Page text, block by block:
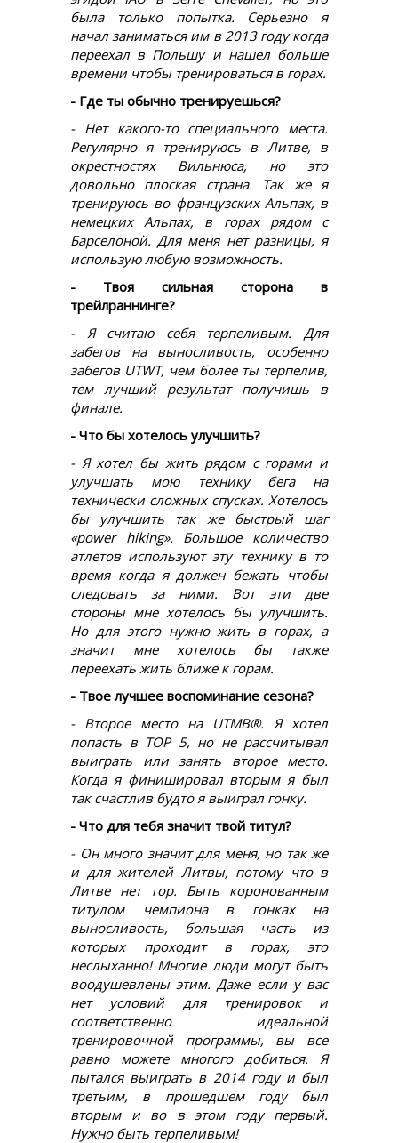
была только попытка. Серьезно я
начал заниматься им в 2013 году когда
переехал в Польшу и нашел больше
времени чтобы тренироваться в горах.
- Где ты обычно тренируешься?
- Нет какого-то специального места.
Регулярно я тренируюсь в Литве, в
окрестностях Вильнюса, но это
довольно плоская страна. Так же я
тренируюсь во французских Альпах, в
немецких Альпах, в горах рядом с
Барселоной. Для меня нет разницы, я
использую любую возможность.
- Твоя сильная сторона в
трейлраннинге?
- Я считаю себя терпеливым. Для
забегов на выносливость, особенно
забегов UTWT, чем более ты терпелив,
тем лучший результат получишь в
финале.
- Что бы хотелось улучшить?
- Я хотел бы жить рядом с горами и
улучшать мою технику бега на
технически сложных спусках. Хотелось
бы улучшить так же быстрый шаг
«power hiking». Большое количество
атлетов используют эту технику в то
время когда я должен бежать чтобы
следовать за ними. Вот эти две
стороны мне хотелось бы улучшить.
Но для этого нужно жить в горах, а
значит мне хотелось бы также
переехать жить ближе к горам.
- Твое лучшее воспоминание сезона?
- Второе место на UTMB®. Я хотел
попасть в TOP 5, но не рассчитывал
выиграть или занять второе место.
Когда я финишировал вторым я был
так счастлив будто я выиграл гонку.
- Что для тебя значит твой титул?
- Он много значит для меня, но так же
и для жителей Литвы, потому что в
Литве нет гор. Быть коронованным
титулом чемпиона в гонках на
выносливость, большая часть из
которых проходит в горах, это
неслыханно! Многие люди могут быть
воодушевлены этим. Даже если у вас
нет условий для тренировок и
соответственно идеальной
тренировочной программы, вы все
равно можете многого добиться. Я
пытался выиграть в 2014 году и был
третьим, в прошедшем году был
вторым и во в этом году первый.
Нужно быть терпеливым!